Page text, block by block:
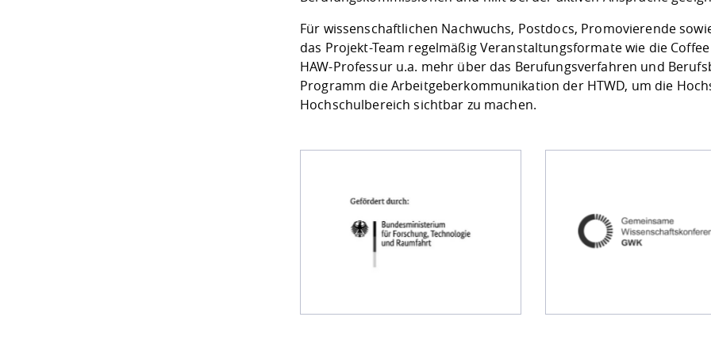
Für wissenschaftlichen Nachwuchs, Postdocs, Promovierende
das Projekt-Team regelmäßig Veranstaltungsformate wie die
HAW-Professur u.a. mehr über das Berufungsverfahren und
Programm die Arbeitgeberkommunikation der HTWD, um die
Hochschulbereich sichtbar zu machen.